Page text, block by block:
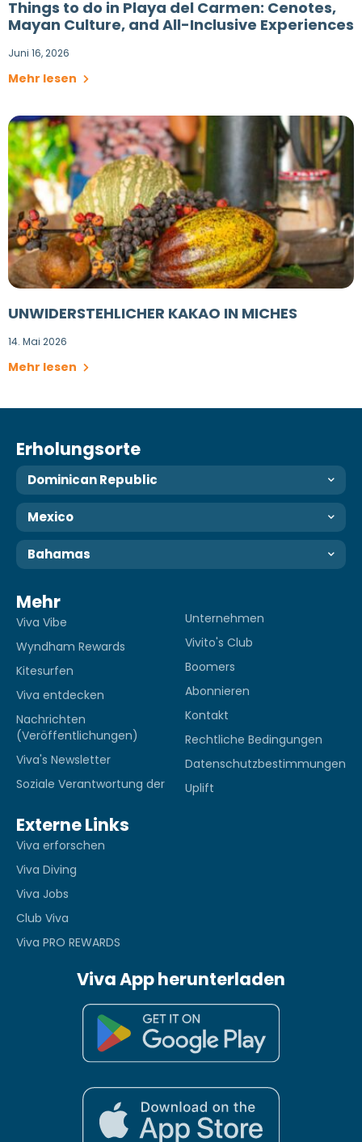
Things to do in Playa del Carmen: Cenotes,
Mayan Culture, and All-Inclusive Experiences
Juni 16, 2026
Mehr lesen
UNWIDERSTEHLICHER KAKAO IN MICHES
14. Mai 2026
Mehr lesen
Erholungsorte
Dominican Republic
Mexico
Bahamas
Mehr
Viva Vibe
Wyndham Rewards
Kitesurfen
Viva entdecken
Nachrichten
(Veröffentlichungen)
Viva's Newsletter
Soziale Verantwortung der
Unternehmen
Vivito's Club
Boomers
Abonnieren
Kontakt
Rechtliche Bedingungen
Datenschutzbestimmungen
Uplift
Externe Links
Viva erforschen
Viva Diving
Viva Jobs
Club Viva
Viva PRO REWARDS
Viva App herunterladen